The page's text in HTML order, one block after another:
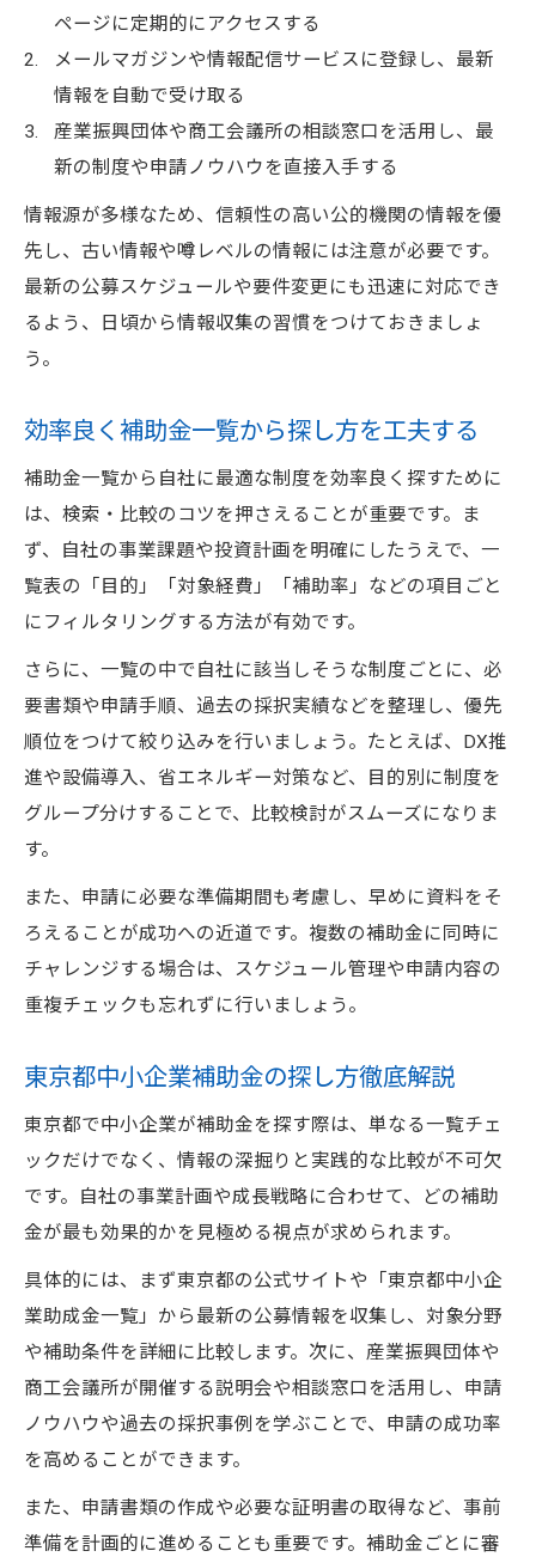
ページに定期的にアクセスする
メールマガジンや情報配信サービスに登録し、最新
情報を自動で受け取る
産業振興団体や商工会議所の相談窓口を活用し、最
新の制度や申請ノウハウを直接入手する
情報源が多様なため、信頼性の高い公的機関の情報を優
先し、古い情報や噂レベルの情報には注意が必要です。
最新の公募スケジュールや要件変更にも迅速に対応でき
るよう、日頃から情報収集の習慣をつけておきましょ
う。
効率良く補助金一覧から探し方を工夫する
補助金一覧から自社に最適な制度を効率良く探すために
は、検索・比較のコツを押さえることが重要です。ま
ず、自社の事業課題や投資計画を明確にしたうえで、一
覧表の「目的」「対象経費」「補助率」などの項目ごと
にフィルタリングする方法が有効です。
さらに、一覧の中で自社に該当しそうな制度ごとに、必
要書類や申請手順、過去の採択実績などを整理し、優先
順位をつけて絞り込みを行いましょう。たとえば、DX推
進や設備導入、省エネルギー対策など、目的別に制度を
グループ分けすることで、比較検討がスムーズになりま
す。
また、申請に必要な準備期間も考慮し、早めに資料をそ
ろえることが成功への近道です。複数の補助金に同時に
チャレンジする場合は、スケジュール管理や申請内容の
重複チェックも忘れずに行いましょう。
東京都中小企業補助金の探し方徹底解説
東京都で中小企業が補助金を探す際は、単なる一覧チェ
ックだけでなく、情報の深掘りと実践的な比較が不可欠
です。自社の事業計画や成長戦略に合わせて、どの補助
金が最も効果的かを見極める視点が求められます。
具体的には、まず東京都の公式サイトや「東京都中小企
業助成金一覧」から最新の公募情報を収集し、対象分野
や補助条件を詳細に比較します。次に、産業振興団体や
商工会議所が開催する説明会や相談窓口を活用し、申請
ノウハウや過去の採択事例を学ぶことで、申請の成功率
を高めることができます。
また、申請書類の作成や必要な証明書の取得など、事前
準備を計画的に進めることも重要です。補助金ごとに審